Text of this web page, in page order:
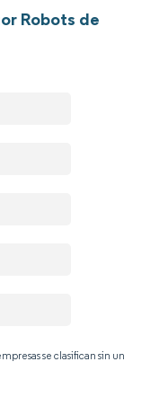
Robots de
se clasifican sin un